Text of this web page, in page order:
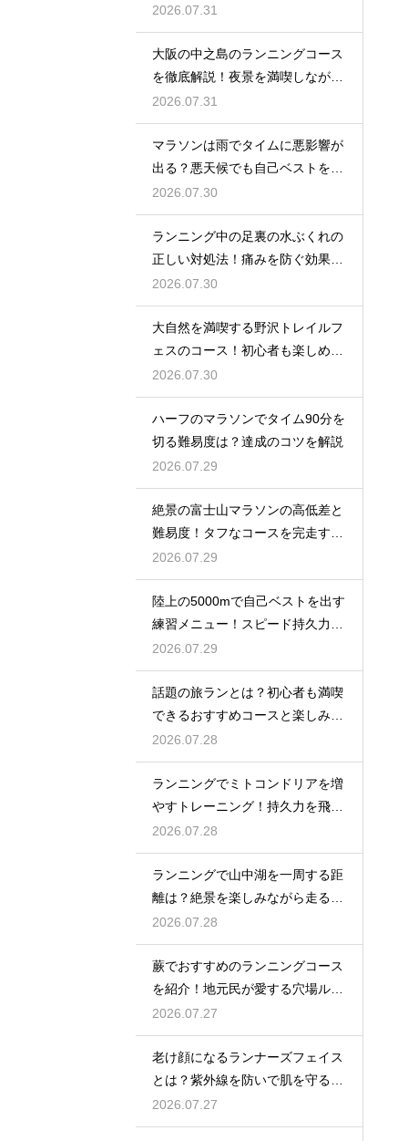
るコツ
2026.07.31
大阪の中之島のランニングコース
を徹底解説！夜景を満喫しながら
走る
2026.07.31
マラソンは雨でタイムに悪影響が
出る？悪天候でも自己ベストを狙
う対策
2026.07.30
ランニング中の足裏の水ぶくれの
正しい対処法！痛みを防ぐ効果的
なケア
2026.07.30
大自然を満喫する野沢トレイルフ
ェスのコース！初心者も楽しめる
魅力を
2026.07.30
ハーフのマラソンでタイム90分を
切る難易度は？達成のコツを解説
2026.07.29
絶景の富士山マラソンの高低差と
難易度！タフなコースを完走する
戦略
2026.07.29
陸上の5000mで自己ベストを出す
練習メニュー！スピード持久力を
強化
2026.07.29
話題の旅ランとは？初心者も満喫
できるおすすめコースと楽しみ
方！
2026.07.28
ランニングでミトコンドリアを増
やすトレーニング！持久力を飛躍
させる
2026.07.28
ランニングで山中湖を一周する距
離は？絶景を楽しみながら走るコ
ツ
2026.07.28
蕨でおすすめのランニングコース
を紹介！地元民が愛する穴場ルー
ト
2026.07.27
老け顔になるランナーズフェイス
とは？紫外線を防いで肌を守る徹
底対策
2026.07.27